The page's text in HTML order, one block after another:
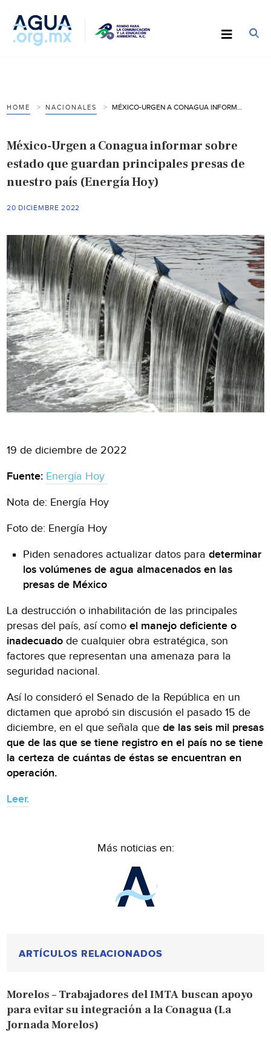
HOME NACIONALES
México-Urgen a Conagua informar sobre
estado que guardan principales presas de
nuestro país (Energía Hoy)
20 DICIEMBRE 2022
19 de diciembre de 2022
Fuente: Energía Hoy
Nota de: Energía Hoy
Foto de: Energía Hoy
Piden senadores actualizar datos paradeterminar
los volúmenes de agua almacenados en las
presas de México
La destrucción o inhabilitación de las principales
presas del país, así comoel manejo deficiente o
inadecuado de cualquier obra estratégica, son
factores que representan una amenaza para la
seguridad nacional.
Así lo consideró el Senado de la República en un
dictamen que aprobó sin discusión el pasado 15 de
diciembre, en el que señala quede las seis mil presas
que de las que se tiene registro en el país no se tiene
la certeza de cuántas de éstas se encuentran en
operación.
Leer.
Más noticias en:
ARTÍCULOS RELACIONADOS
Morelos – Trabajadores del IMTA buscan apoyo
para evitar su integración a la Conagua (La
Jornada Morelos)